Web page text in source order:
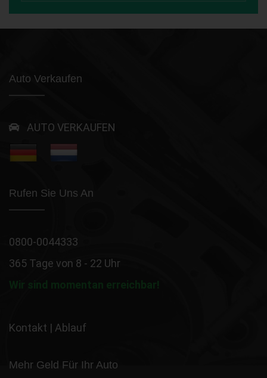
Auto Verkaufen
AUTO VERKAUFEN
Rufen Sie Uns An
0800-0044333
365 Tage von 8 - 22 Uhr
Wir sind momentan erreichbar!
Kontakt | Ablauf
Mehr Geld Für Ihr Auto